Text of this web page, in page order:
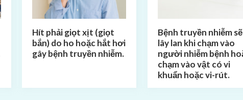
Hít phải giọt xịt (giọt
bắn) do ho hoặc hắt hơi
gây bệnh truyền nhiễm.
Bệnh truyền nhiễm sẽ
lây lan khi chạm vào
người nhiễm bệnh
chạmvào vật có vi
khuẩn hoặc vi-rút.